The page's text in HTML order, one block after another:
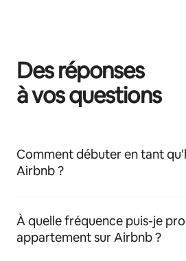
Des réponses
à vos questions
Comment débuter en tant
Airbnb ?
À quelle fréquence puis-je
appartement sur Airbnb ?